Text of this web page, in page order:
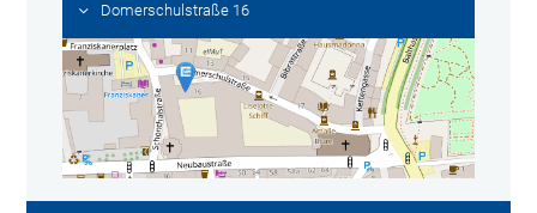
Domerschulstraße 16